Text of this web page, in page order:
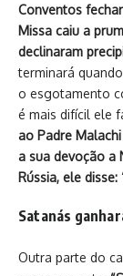
Conventos
Missa caiu a
declinaram
terminará
o esgotamento
é mais difícil ele
ao Padre
a sua devoção a
Rússia, ele
Satanás
Outra parte do